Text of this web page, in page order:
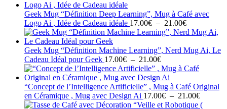
17.00€
à
21.00€
Geek Mug “Définition Deep Learning”, Mug à Café avec
Logo Ai , Idée de Cadeau idéale 17.00€ – 21.00€Plage
de
17.00€
21.00€
Geek Mug “Définition Machine Learning”, Nerd Mug Ai, Le
Cadeau Idéal pour Geek 17.00€ – 21.00€Plage
de
prix :
17.00€
à
21.00€
“Concept de l’Intelligence Artificielle” , Mug à Café Original
en Céramique , Mug avec Design Ai 17.00€ – 21.00€Plage
de